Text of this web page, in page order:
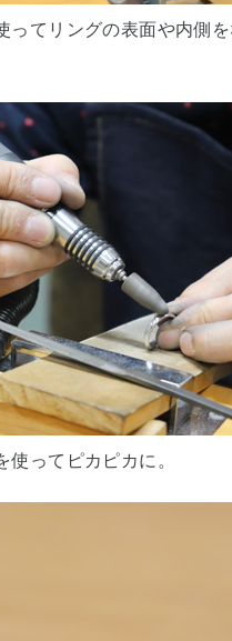
ってリングの表面や内側
使ってピカピカに。